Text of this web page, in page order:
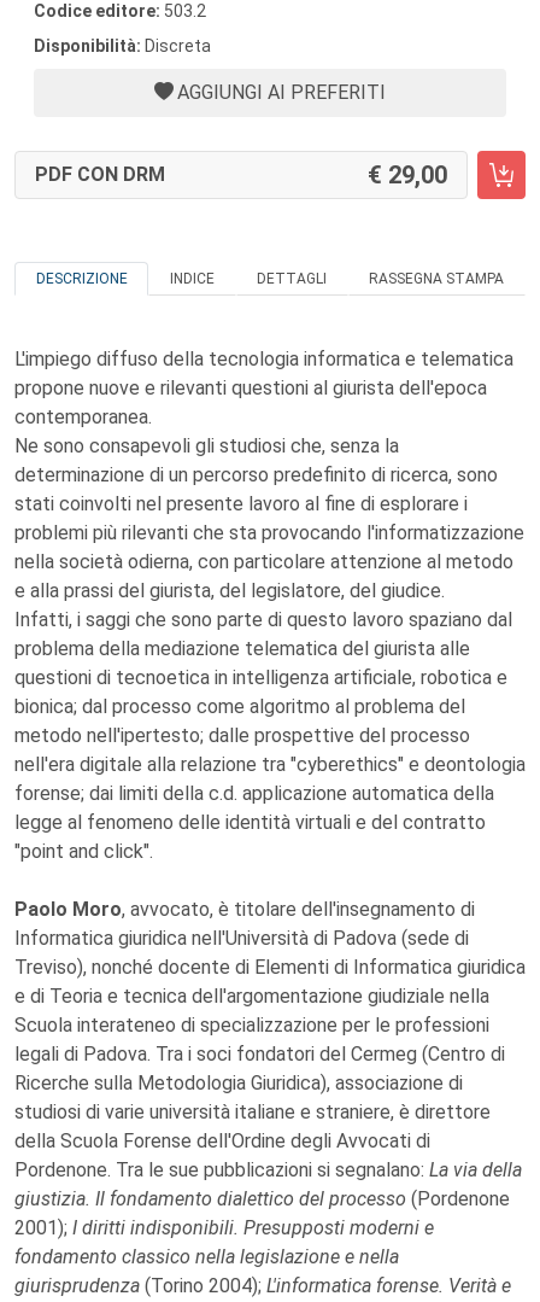
Codice editore: 503.2
Disponibilità: Discreta
AGGIUNGI AI PREFERITI
PDF CON DRM 29,00
DESCRIZIONE INDICE DETTAGLI RASSEGNA STAMPA
L'impiego diffuso della tecnologia informatica e telematica
propone nuove e rilevanti questioni al giurista dell'epoca
contemporanea.
Ne sono consapevoli gli studiosi che, senza la
determinazione di un percorso predefinito di ricerca, sono
stati coinvolti nel presente lavoro al fine di esplorare i
problemi più rilevanti che sta provocando l'informatizzazione
nella società odierna, con particolare attenzione al metodo
e alla prassi del giurista, del legislatore, del giudice.
Infatti, i saggi che sono parte di questo lavoro spaziano dal
problema della mediazione telematica del giurista alle
questioni di tecnoetica in intelligenza artificiale, robotica e
bionica; dal processo come algoritmo al problema del
metodo nell'ipertesto; dalle prospettive del processo
nell'era digitale alla relazione tra "cyberethics" e deontologia
forense; dai limiti della c.d. applicazione automatica della
legge al fenomeno delle identità virtuali e del contratto
"point and click".
Paolo Moro, avvocato, è titolare dell'insegnamento di
Informatica giuridica nell'Università di Padova (sede di
Treviso), nonché docente di Elementi di Informatica giuridica
e di Teoria e tecnica dell'argomentazione giudiziale nella
Scuola interateneo di specializzazione per le professioni
legali di Padova. Tra i soci fondatori del Cermeg (Centro di
Ricerche sulla Metodologia Giuridica), associazione di
studiosi di varie università italiane e straniere, è direttore
della Scuola Forense dell'Ordine degli Avvocati di
Pordenone. Tra le sue pubblicazioni si segnalano: La via della
giustizia. Il fondamento dialettico del processo (Pordenone
2001); I diritti indisponibili. Presupposti moderni e
fondamento classico nella legislazione e nella
giurisprudenza (Torino 2004); L'informatica forense. Verità e